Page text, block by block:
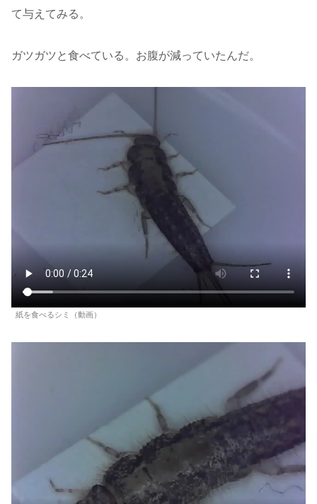
て与えてみる。
ガツガツと食べている。お腹が減っていたんだ。
紙を食べるシミ（動画）